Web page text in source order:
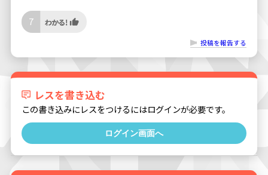
7
投稿を報告する
レスを書き込む
この書き込みにレスをつけるにはログインが必要です。
ログイン画面へ